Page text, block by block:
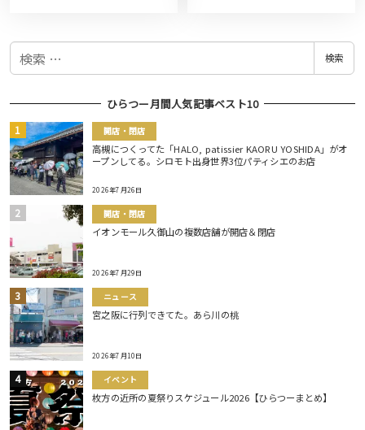
検
検索
ひらつー月間人気記事ベスト10
開店・閉店
高槻につくってた「HALO, patissier KAORU YOSHIDA」がオ
ープンしてる。シロモト出身世界3位パティシエのお店
2026年7月26日
開店・閉店
イオンモール久御山の複数店舗が開店＆閉店
2026年7月29日
ニュース
宮之阪に行列できてた。あら川の桃
2026年7月10日
イベント
枚方の近所の夏祭りスケジュール2026【ひらつーまとめ】